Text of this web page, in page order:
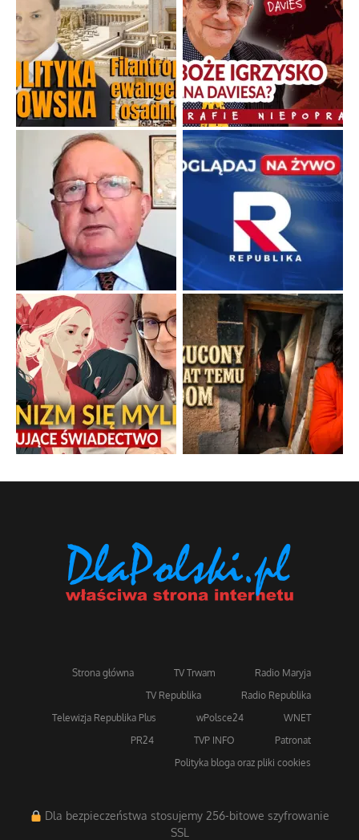
Strona główna TV Trwam
Radio Maryja
TV Republika
Radio Republika
Telewizja Republika Plus
wPolsce24
WNET
PR24
TVP INFO
Patronat
Polityka bloga oraz pliki cookies
Dla bezpieczeństwa stosujemy 256-bitowe szyfrowanie
SSL